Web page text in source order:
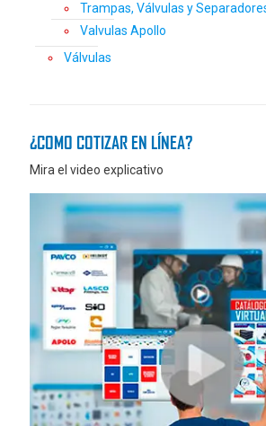
Trampas, Válvulas y
Valvulas Apollo
Válvulas
¿COMO COTIZAR EN LÍNEA?
Mira el video explicativo